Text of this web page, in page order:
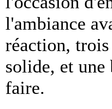
l'ambiance
réaction,
solide, et une
faire.